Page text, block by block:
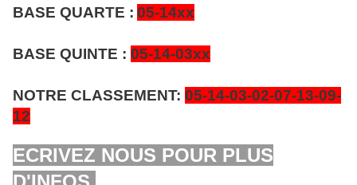
BASE QUARTE : 05-14xx
BASE QUINTE : 05-14-03xx
NOTRE CLASSEMENT: 05-14-03-02-07-13-09-
12
ECRIVEZ NOUS POUR PLUS